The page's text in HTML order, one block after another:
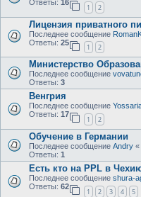
Ответы: 16
1 2
Лицензия приватного
Последнее сообщение
Ответы: 25
1 2
Министерство
Последнее сообщение
Ответы: 3
Венгрия
Последнее сообщение
Ответы: 17
1 2
Обучение в Германии
Последнее сообщение Andry «
Ответы: 1
Есть кто на PPL в
Последнее сообщение shura-
Ответы: 62
1 2 3 4 5